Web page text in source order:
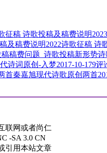
2022诗歌征稿 诗
诗
诗词原创-入梦2017-10-179评
秦嘉旭现代诗歌原创两首
联网或者尚仁
-SA 3.0 CN
引用本站文章